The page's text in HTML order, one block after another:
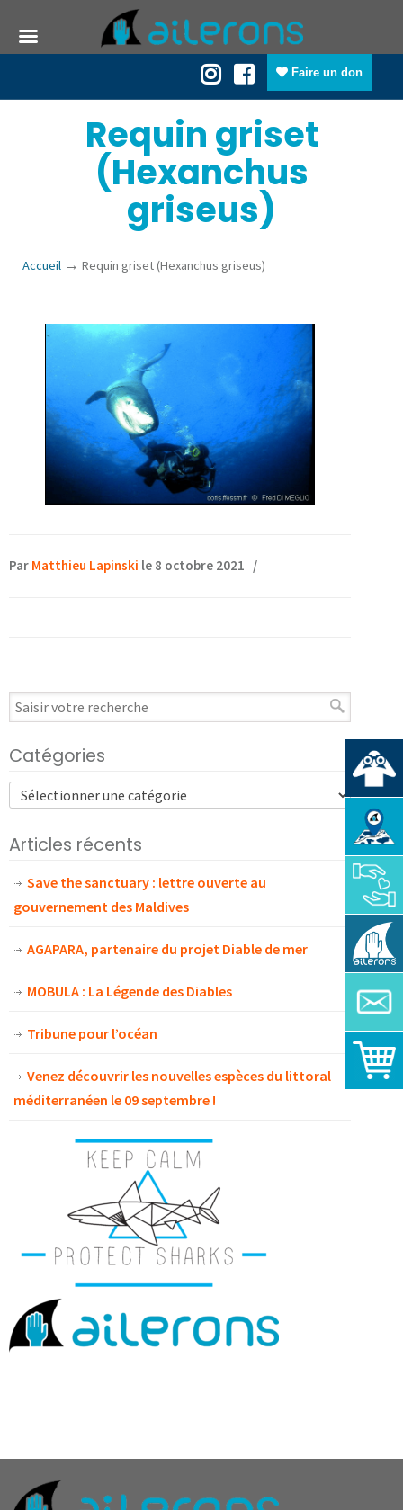
Faire un don
Requin griset
(Hexanchus
griseus)
Accueil → Requin griset (Hexanchus griseus)
Par Matthieu Lapinski le 8 octobre 2021 /
Catégories
Articles récents
Save the sanctuary : lettre ouverte au
gouvernement des Maldives
AGAPARA, partenaire du projet Diable de mer
MOBULA : La Légende des Diables
Tribune pour l’océan
Venez découvrir les nouvelles espèces du littoral
méditerranéen le 09 septembre !